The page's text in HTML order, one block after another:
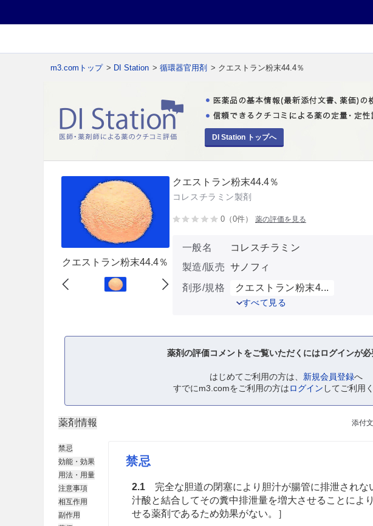
m3.comトップ > DI Station > 循環器官用剤 > クエストラン粉末44.4％
DI Station トップへ
クエストラン粉末44.4％
クエストラン粉末44.4％
コレスチラミン製剤
0（0件） 薬の評価を見る
一般名
コレスチラミン
製造/販売 サノフィ
剤形/規格
クエストラン粉末4...
すべて見る
薬剤の評価コメントをご覧いただくにはログインが必
はじめてご利用の方は、 新規会員登録へ
すでにm3.comをご利用の方はログイン してご利用
薬剤情報 添付
禁忌
効能・効果
用法・用量
注意事項
相互作用
副作用
禁忌
2.1完全な胆道の閉塞により胆汁が腸管に排泄されな
汁酸と結合してその糞中排泄量を増大させることによ
せる薬剤であるため効果がない。］